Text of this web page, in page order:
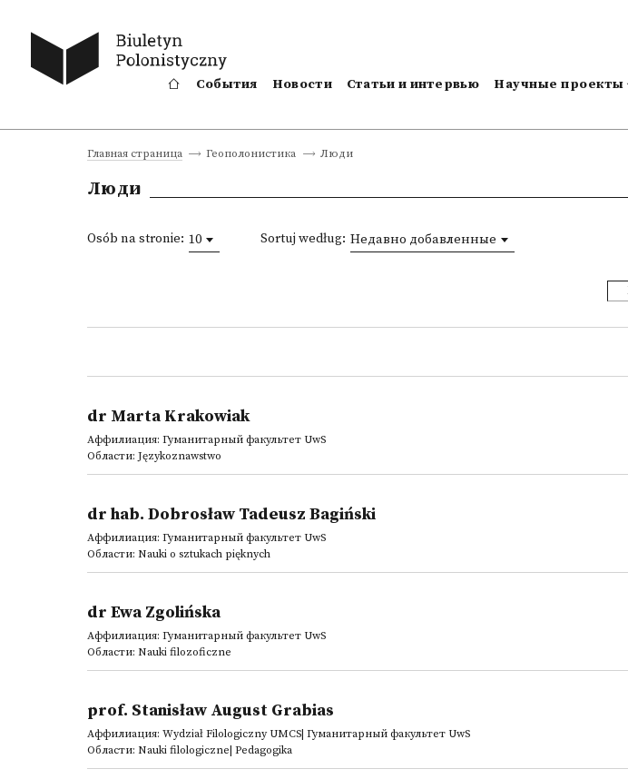
События Новости Статьи и интервью Научные проекты
Главная страница Геополонистика Люди
Люди
Osób na stronie: 10 Sortuj według: Недавно добавленные
dr Marta Krakowiak
Аффилиация: Гуманитарный факультет UwS
Области: Językoznawstwo
dr hab. Dobrosław Tadeusz Bagiński
Аффилиация: Гуманитарный факультет UwS
Области: Nauki o sztukach pięknych
dr Ewa Zgolińska
Аффилиация: Гуманитарный факультет UwS
Области: Nauki filozoficzne
prof. Stanisław August Grabias
Аффилиация: Wydział Filologiczny UMCS| Гуманитарный факультет UwS
Области: Nauki filologiczne| Pedagogika